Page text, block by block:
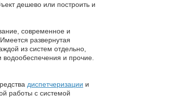
дешево или построить и
современное и
развернутая
из систем отдельно,
и прочие.
диспетчеризации и
работы с системой